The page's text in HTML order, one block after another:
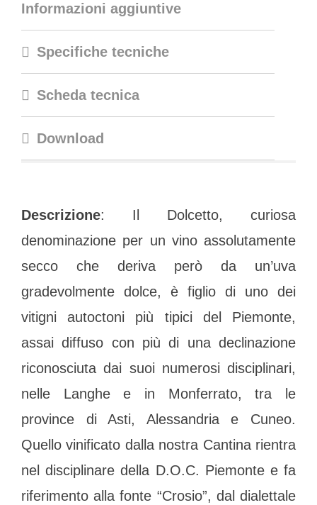
Informazioni aggiuntive
Specifiche tecniche
Scheda tecnica
Download
Descrizione: Il Dolcetto, curiosa
denominazione per un vino assolutamente
secco che deriva però da un’uva
gradevolmente dolce, è figlio di uno dei
vitigni autoctoni più tipici del Piemonte,
assai diffuso con più di una declinazione
riconosciuta dai suoi numerosi disciplinari,
nelle Langhe e in Monferrato, tra le
province di Asti, Alessandria e Cuneo.
Quello vinificato dalla nostra Cantina rientra
nel disciplinare della D.O.C. Piemonte e fa
riferimento alla fonte “Crosio”, dal dialettale